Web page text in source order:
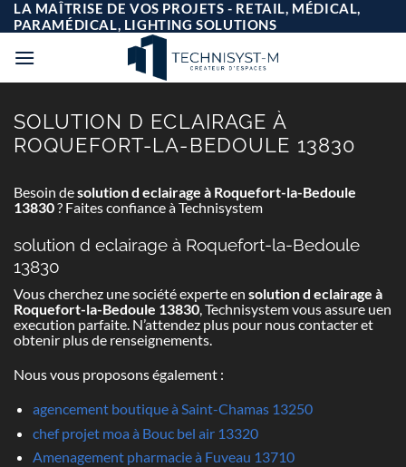
Passer
au
contenu
LA MAÎTRISE DE VOS PROJETS - RETAIL, MÉDICAL,
PARAMÉDICAL, LIGHTING SOLUTIONS
SOLUTION D ECLAIRAGE À
ROQUEFORT-LA-BEDOULE 13830
Besoin desolution d eclairage à Roquefort-la-Bedoule
13830? Faites confiance à Technisystem
solution d eclairage à Roquefort-la-Bedoule
13830
Vous cherchez une société experte en solution d eclairage à
Roquefort-la-Bedoule 13830, Technisystem vous assure uen
execution parfaite. N’attendez plus pour nous contacter et
obtenir plus de renseignements.
Nous vous proposons également :
agencement boutique à Saint-Chamas 13250
chef projet moa à Bouc bel air 13320
Amenagement pharmacie à Fuveau 13710